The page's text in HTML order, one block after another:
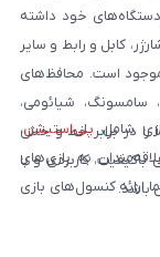
دستگاه‌های خود داشته
کابل و رابط و سایر
است. محافظ‌های
شیائومی،
را در برابر خط و خش
کاربردی و با
باشد.
شامل پلی‌استیشن،
به بازی‌های
کنسول‌های بازی